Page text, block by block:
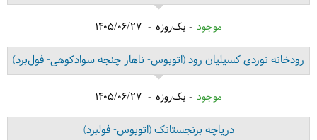
موجود یک‌روزه 1405/06/27
رودخانه نوردی کسیلیان رود(اتوبوس- ناهار چنجه سوادکوهی- فول‌برد)
موجود یک‌روزه 1405/06/27
دریاچه برنجستانک(اتوبوس- فولبرد)